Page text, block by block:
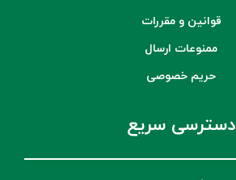
قوانین و مقررات
ممنوعات ارسال
حریم خصوصی
دسترسی سریع